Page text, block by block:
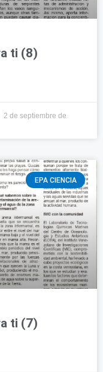
ti (8)
2 de septiembre de
EPA CIENCIA
ti (7)